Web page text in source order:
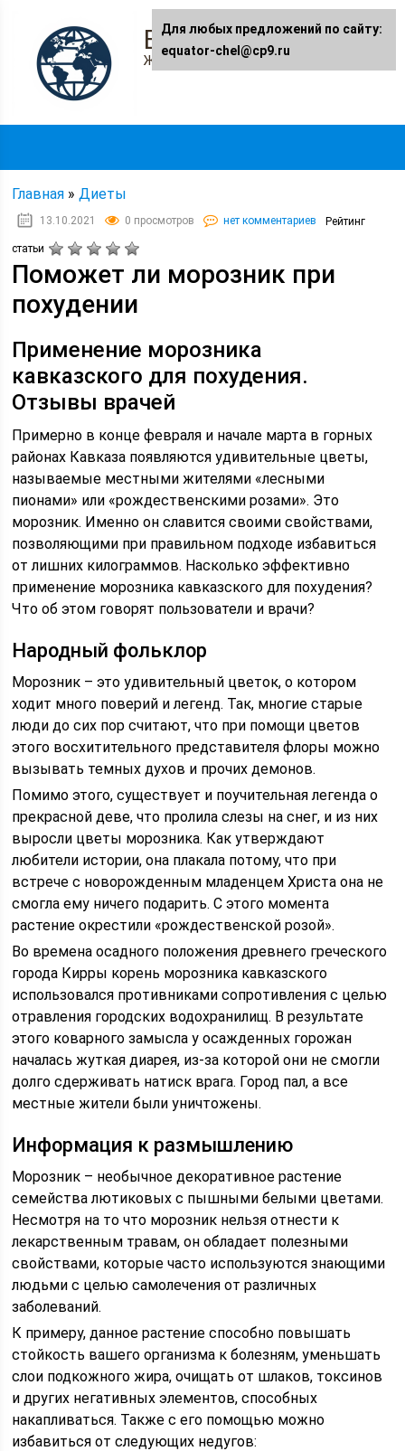
Equator-chel.ru
Женский журнал
Главная »Диеты
13.10.2021 0 просмотров нет комментариев Рейтинг
статьи
Поможет ли морозник при
похудении
Применение морозника
кавказского для похудения.
Отзывы врачей
Примерно в конце февраля и начале марта в горных
районах Кавказа появляются удивительные цветы,
называемые местными жителями «лесными
пионами» или «рождественскими розами». Это
морозник. Именно он славится своими свойствами,
позволяющими при правильном подходе избавиться
от лишних килограммов. Насколько эффективно
применение морозника кавказского для похудения?
Что об этом говорят пользователи и врачи?
Народный фольклор
Морозник – это удивительный цветок, о котором
ходит много поверий и легенд. Так, многие старые
люди до сих пор считают, что при помощи цветов
этого восхитительного представителя флоры можно
вызывать темных духов и прочих демонов.
Помимо этого, существует и поучительная легенда о
прекрасной деве, что пролила слезы на снег, и из них
выросли цветы морозника. Как утверждают
любители истории, она плакала потому, что при
встрече с новорожденным младенцем Христа она не
смогла ему ничего подарить. С этого момента
растение окрестили «рождественской розой».
Во времена осадного положения древнего греческого
города Кирры корень морозника кавказского
использовался противниками сопротивления с целью
отравления городских водохранилищ. В результате
этого коварного замысла у осажденных горожан
началась жуткая диарея, из-за которой они не смогли
долго сдерживать натиск врага. Город пал, а все
местные жители были уничтожены.
Информация к размышлению
Морозник – необычное декоративное растение
семейства лютиковых с пышными белыми цветами.
Несмотря на то что морозник нельзя отнести к
лекарственным травам, он обладает полезными
свойствами, которые часто используются знающими
людьми с целью самолечения от различных
заболеваний.
К примеру, данное растение способно повышать
стойкость вашего организма к болезням, уменьшать
слои подкожного жира, очищать от шлаков, токсинов
и других негативных элементов, способных
накапливаться. Также с его помощью можно
избавиться от следующих недугов:
Для любых предложений по сайту:
equator-chel@cp9.ru